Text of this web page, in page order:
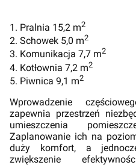
1. Pralnia 15,2 m2
2. Schowek 5,0 m2
3. Komunikacja 7,7 m2
4. Kotłownia 7,2 m2
5. Piwnica 9,1 m2
Wprowadzenie
zapewnia przestrzeń
umieszczenia
Zaplanowanie ich na
duży komfort, a
zwiększenie